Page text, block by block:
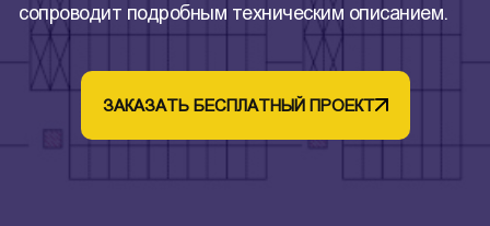
сопроводит подробным техническим описанием.
ЗАКАЗАТЬ БЕСПЛАТНЫЙ ПРОЕКТ